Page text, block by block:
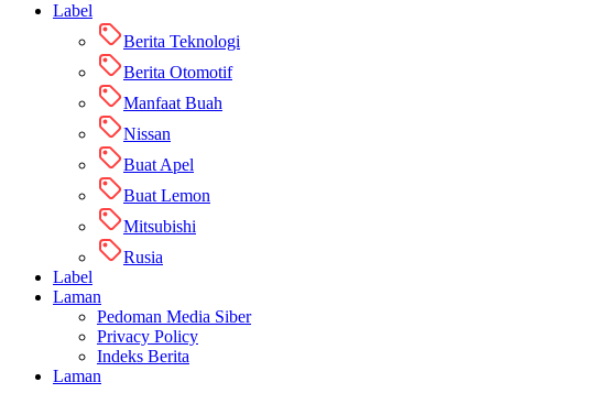
Label
Berita Teknologi
Berita Otomotif
Manfaat Buah
Nissan
Buat Apel
Buat Lemon
Mitsubishi
Rusia
Label
Laman
Pedoman Media Siber
Privacy Policy
Indeks Berita
Laman